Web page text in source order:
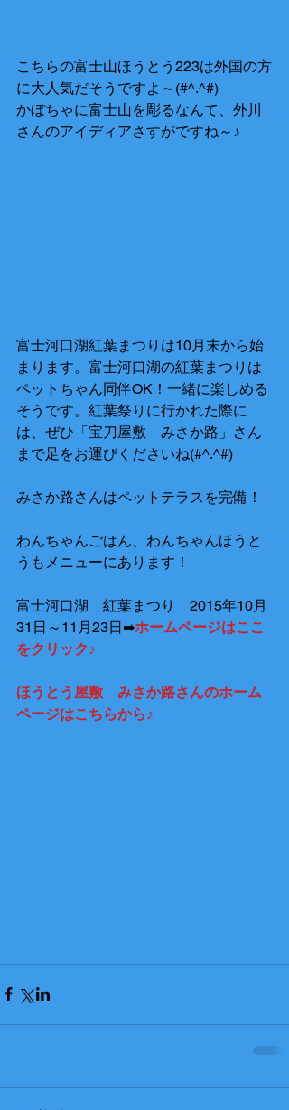
こちらの富士山ほうとう223は外国の方
に大人気だそうですよ～(#^.^#)
かぼちゃに富士山を彫るなんて、外川
さんのアイディアさすがですね～♪
富士河口湖紅葉まつりは10月末から始
まります。富士河口湖の紅葉まつりは
ペットちゃん同伴OK！一緒に楽しめる
そうです。紅葉祭りに行かれた際に
は、ぜひ「宝刀屋敷　みさか路」さん
まで足をお運びくださいね(#^.^#)
みさか路さんはペットテラスを完備！
わんちゃんごはん、わんちゃんほうと
うもメニューにあります！
富士河口湖　紅葉まつり　2015年10月
31日～11月23日➡ホームページはここ
をクリック♪
ほうとう屋敷　みさか路さんのホーム
ページはこちらから♪